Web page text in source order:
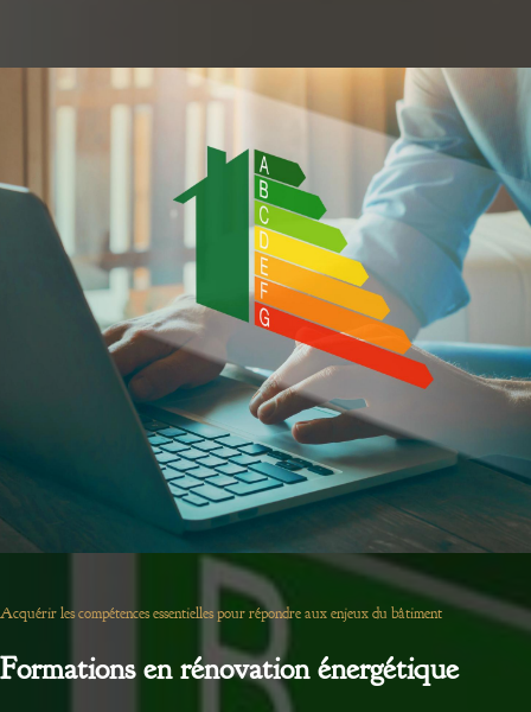
Acquérir les compétences essentielles pour répondre aux enjeux du bâtiment
Formations en rénovation énergétique